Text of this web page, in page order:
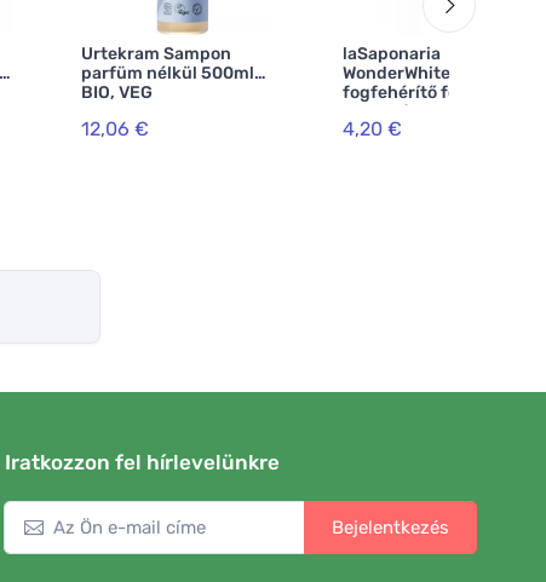
Urtekram Sampon
parfüm nélkül 500ml
BIO, VEG
12,06 €
laSaponaria
WonderWhite
fogfehérítő fogkrém -
menta és aktív szén BIO
(75 ml)
4,20 €
Iratkozzon fel hírlevelünkre
Bejelentkezés